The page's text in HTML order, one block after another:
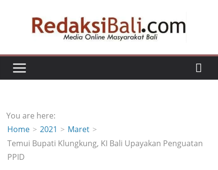
You are here:
Home
2021
Maret
Temui Bupati Klungkung, KI Bali Upayakan Penguatan
PPID